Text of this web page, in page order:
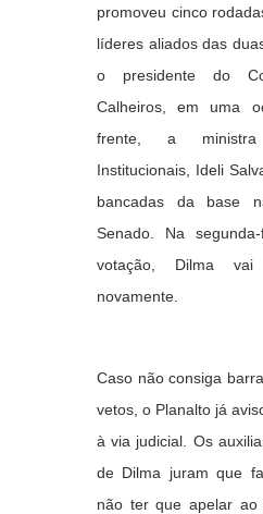
promoveu cinco
líderes aliados das
o presidente do
Calheiros, em uma
frente, a
Institucionais, Ideli
bancadas da base
Senado. Na
votação, Dilma vai
novamente.
Caso não consiga
vetos, o Planalto já
à via judicial. Os
de Dilma juram que
não ter que apelar ao